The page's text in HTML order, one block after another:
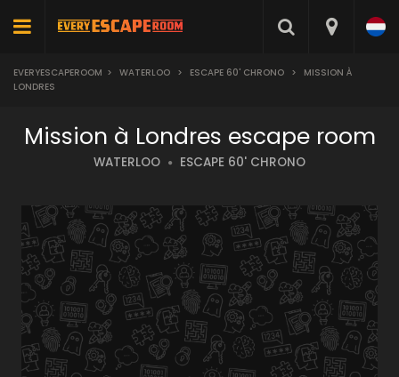
EVERYESCAPEROOM > WATERLOO > ESCAPE 60' CHRONO >
MISSION À
LONDRES
Mission à Londres escape room
WATERLOO ESCAPE 60' CHRONO